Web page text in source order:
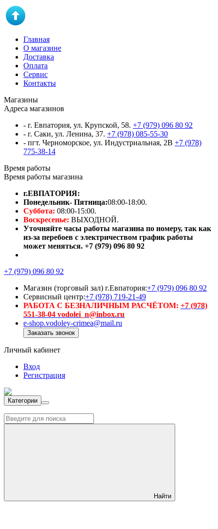
Главная
О магазине
Доставка
Оплата
Сервис
Контакты
Магазины
Адреса магазинов
- г. Евпатория, ул. Крупской, 58. +7 (979) 096 80 92
- г. Саки, ул. Ленина, 37. +7 (978) 085-55-30
- пгт. Черноморское, ул. Индустриальная, 2В +7 (978)
775-38-14
Время работы
Время работы магазина
г.ЕВПАТОРИЯ:
Понедельник- Пятница:08:00-18:00.
Суббота: 08:00-15:00.
Воскресенье: ВЫХОДНОЙ.
Уточняйте часы работы магазина по номеру, так как
из-за перебоев с электричеством график работы
может меняться. +7 (979) 096 80 92
+7 (979) 096 80 92
Магазин (торговый зал) г.Евпатория:+7 (979) 096 80 92
Сервисный центр:+7 (978) 719-21-49
РАБОТА С БЕЗНАЛИЧНЫМ РАСЧЁТОМ: +7 (978)
551-38-04 vodolei_n@inbox.ru
e-shop.vodoley-crimea@mail.ru
Заказать звонок
Личный кабинет
Вход
Регистрация
Категории
Найти